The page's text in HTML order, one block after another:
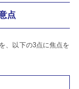
点
、以下の3点に焦点を